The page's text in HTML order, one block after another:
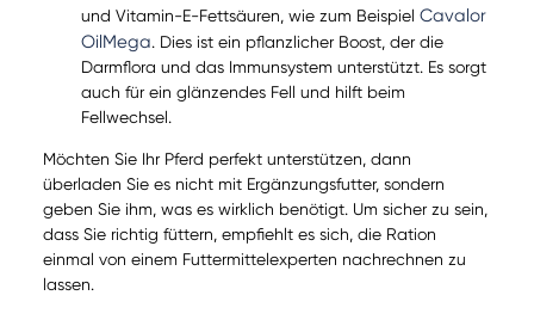
und Vitamin-E-Fettsäuren, wie zum Beispiel Cavalor
OilMega. Dies ist ein pflanzlicher Boost, der die
Darmflora und das Immunsystem unterstützt. Es sorgt
auch für ein glänzendes Fell und hilft beim
Fellwechsel.
Möchten Sie Ihr Pferd perfekt unterstützen, dann
überladen Sie es nicht mit Ergänzungsfutter, sondern
geben Sie ihm, was es wirklich benötigt. Um sicher zu sein,
dass Sie richtig füttern, empfiehlt es sich, die Ration
einmal von einem Futtermittelexperten nachrechnen zu
lassen.